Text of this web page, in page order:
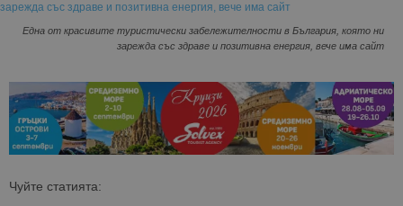
Една от красивите туристически забележителности в България, която ни
зарежда със здраве и позитивна енергия, вече има сайт
Чуйте статията: